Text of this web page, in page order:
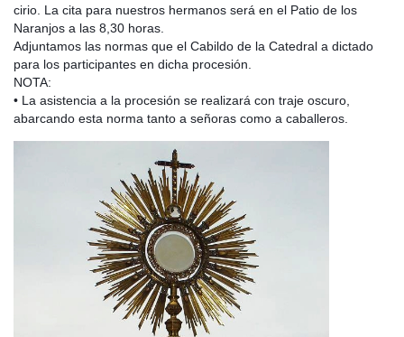
cirio. La cita para nuestros hermanos será en el Patio de los
Naranjos a las 8,30 horas.
Adjuntamos las normas que el Cabildo de la Catedral a dictado
para los participantes en dicha procesión.
NOTA:
• La asistencia a la procesión se realizará con traje oscuro,
abarcando esta norma tanto a señoras como a caballeros.